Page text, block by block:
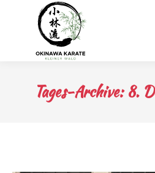
Tages-Archive:8.